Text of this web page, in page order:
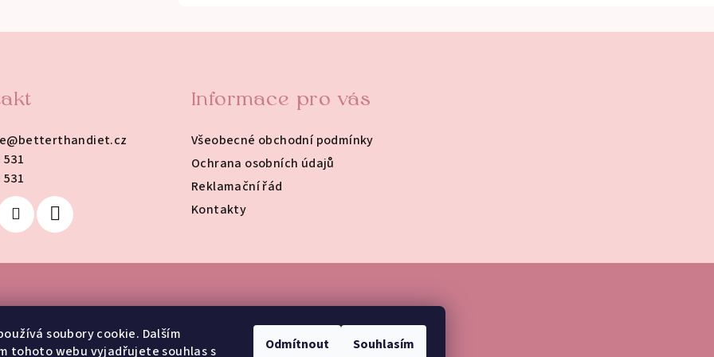
soubory cookie. Dalším
tohoto webu vyjadřujete souhlas s
Odmítnout Souhlasím
@betterthandiet.cz
531
531
Informace pro vás
Všeobecné obchodní podmínky
Ochrana osobních údajů
Reklamační řád
Kontakty